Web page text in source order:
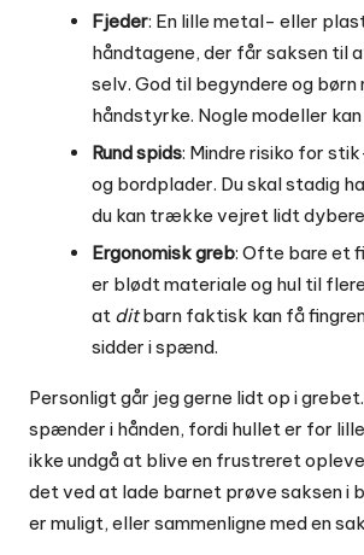
Fjeder: En lille metal- eller
håndtagene, der får saksen til
selv. God til begyndere og børn
håndstyrke. Nogle modeller
Rund spids: Mindre risiko for
og bordplader. Du skal stadig
du kan trække vejret lidt
Ergonomisk greb: Ofte bare et
er blødt materiale og hul til
at ditbarn faktisk kan få
sidder i spænd.
Personligt går jeg gerne lidt op i
spænder i hånden, fordi hullet er for
ikke undgå at blive en frustreret
det ved at lade barnet prøve saksen i
er muligt, eller sammenligne med en